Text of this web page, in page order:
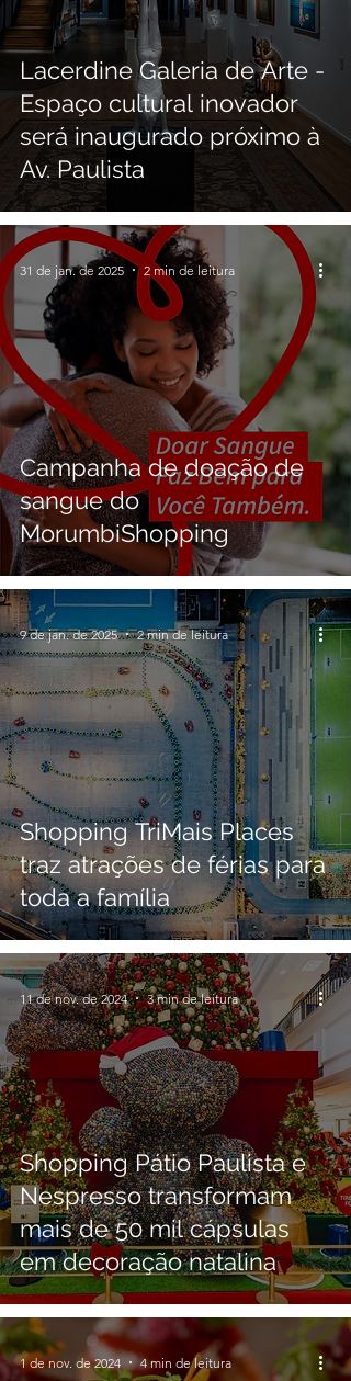
Lacerdine Galeria de Arte -
Espaço cultural inovador
será inaugurado próximo à
Av. Paulista
Campanha de doação de
sangue do
MorumbiShopping
31 de jan. de 2025 2 min de leitura
Shopping TriMais Places
traz atrações de férias para
toda a família
9 de jan. de 2025 2 min de leitura
Shopping Pátio Paulista e
Nespresso transformam
mais de 50 mil cápsulas
em decoração natalina
11 de nov. de 2024 3 min de leitura
1 de nov. de 2024 4 min de leitura